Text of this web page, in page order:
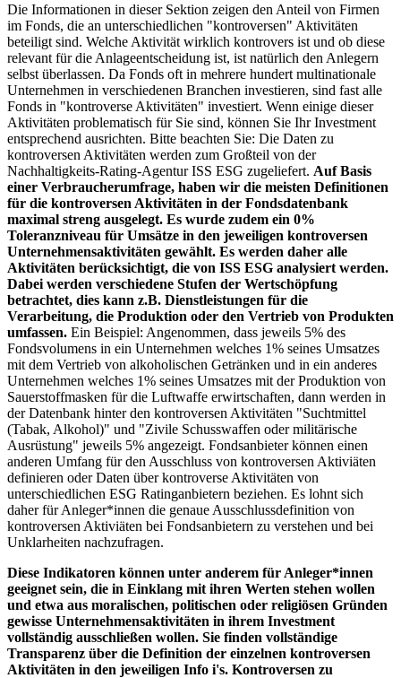
Die Informationen in dieser Sektion zeigen den Anteil von Firmen
im Fonds, die an unterschiedlichen "kontroversen" Aktivitäten
beteiligt sind. Welche Aktivität wirklich kontrovers ist und ob diese
relevant für die Anlageentscheidung ist, ist natürlich den Anlegern
selbst überlassen. Da Fonds oft in mehrere hundert multinationale
Unternehmen in verschiedenen Branchen investieren, sind fast alle
Fonds in "kontroverse Aktivitäten" investiert. Wenn einige dieser
Aktivitäten problematisch für Sie sind, können Sie Ihr Investment
entsprechend ausrichten. Bitte beachten Sie: Die Daten zu
kontroversen Aktivitäten werden zum Großteil von der
Nachhaltigkeits-Rating-Agentur ISS ESG zugeliefert. Auf Basis
einer Verbraucherumfrage, haben wir die meisten Definitionen
für die kontroversen Aktivitäten in der Fondsdatenbank
maximal streng ausgelegt. Es wurde zudem ein 0%
Toleranzniveau für Umsätze in den jeweiligen kontroversen
Unternehmensaktivitäten gewählt. Es werden daher alle
Aktivitäten berücksichtigt, die von ISS ESG analysiert werden.
Dabei werden verschiedene Stufen der Wertschöpfung
betrachtet, dies kann z.B. Dienstleistungen für die
Verarbeitung, die Produktion oder den Vertrieb von Produkten
umfassen. Ein Beispiel: Angenommen, dass jeweils 5% des
Fondsvolumens in ein Unternehmen welches 1% seines Umsatzes
mit dem Vertrieb von alkoholischen Getränken und in ein anderes
Unternehmen welches 1% seines Umsatzes mit der Produktion von
Sauerstoffmasken für die Luftwaffe erwirtschaften, dann werden in
der Datenbank hinter den kontroversen Aktivitäten "Suchtmittel
(Tabak, Alkohol)" und "Zivile Schusswaffen oder militärische
Ausrüstung" jeweils 5% angezeigt. Fondsanbieter können einen
anderen Umfang für den Ausschluss von kontroversen Aktiviäten
definieren oder Daten über kontroverse Aktivitäten von
unterschiedlichen ESG Ratinganbietern beziehen. Es lohnt sich
daher für Anleger*innen die genaue Ausschlussdefinition von
kontroversen Aktiviäten bei Fondsanbietern zu verstehen und bei
Unklarheiten nachzufragen.
Diese Indikatoren können unter anderem für Anleger*innen
geeignet sein, die in Einklang mit ihren Werten stehen wollen
und etwa aus moralischen, politischen oder religiösen Gründen
gewisse Unternehmensaktivitäten in ihrem Investment
vollständig ausschließen wollen. Sie finden vollständige
Transparenz über die Definition der einzelnen kontroversen
Aktivitäten in den jeweiligen Info i's. Kontroversen zu